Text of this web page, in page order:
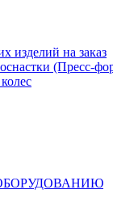
изделий на заказ
(Пресс-